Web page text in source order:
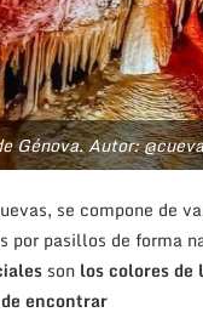
Génova. Autor:
se compone de
por pasillos de forma
son los colores de
encontrar